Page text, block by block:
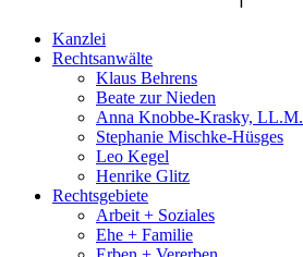
Kanzlei
Rechtsanwälte
Klaus Behrens
Beate zur Nieden
Anna Knobbe-Krasky, LL.M.
Stephanie Mischke-Hüsges
Leo Kegel
Henrike Glitz
Rechtsgebiete
Arbeit + Soziales
Ehe + Familie